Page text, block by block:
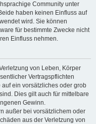
Community unter
haben keinen Einfluss auf
wird. Sie können
für bestimmte Zwecke nicht
Einfluss nehmen.
von Leben, Körper
Vertragspflichten
ein vorsätzliches oder grob
Dies gilt auch für mittelbare
Gewinn.
außer bei vorsätzlichem oder
aus der Verletzung von